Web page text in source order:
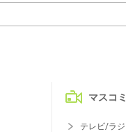
マスコミ
テレビ/ラ